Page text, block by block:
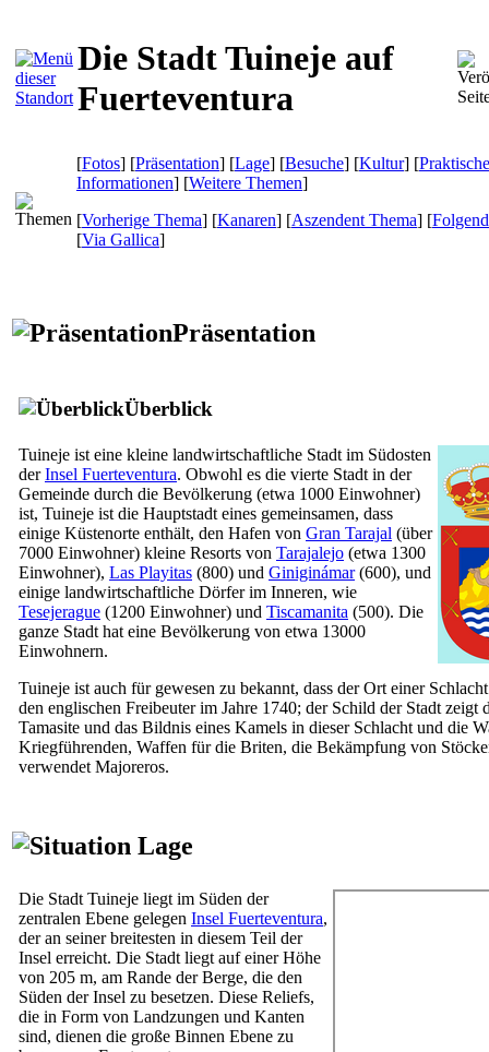
Die Stadt Tuineje auf
Fuerteventura
[Fotos] [Präsentation] [Lage] [Besuche] [Kultur] [Praktische
Informationen] [Weitere Themen]
[Vorherige Thema] [Kanaren] [Aszendent Thema] [
[Via Gallica]
Präsentation
Überblick
Tuineje ist eine kleine landwirtschaftliche Stadt im Südosten
derInsel Fuerteventura. Obwohl es die vierte Stadt in der
Gemeinde durch die Bevölkerung (etwa 1000 Einwohner)
ist, Tuineje ist die Hauptstadt eines gemeinsamen, dass
einige Küstenorte enthält, den Hafen von Gran Tarajal (über
7000 Einwohner) kleine Resorts von Tarajalejo (etwa 1300
Einwohner), Las Playitas (800) und Giniginámar(600), und
einige landwirtschaftliche Dörfer im Inneren, wie
Tesejerague (1200 Einwohner) und Tiscamanita (500). Die
ganze Stadt hat eine Bevölkerung von etwa 13000
Einwohnern.
Tuineje ist auch für gewesen zu bekannt, dass der Ort einer
den englischen Freibeuter im Jahre 1740; der Schild der Stadt zeigt
Tamasite und das Bildnis eines Kamels in dieser Schlacht und die
Kriegführenden, Waffen für die Briten, die Bekämpfung von
verwendet Majoreros.
Lage
Die Stadt Tuineje liegt im Süden der
zentralen Ebene gelegen Insel Fuerteventura,
der an seiner breitesten in diesem Teil der
Insel erreicht. Die Stadt liegt auf einer Höhe
von 205 m, am Rande der Berge, die den
Süden der Insel zu besetzen. Diese Reliefs,
die in Form von Landzungen und Kanten
sind, dienen die große Binnen Ebene zu